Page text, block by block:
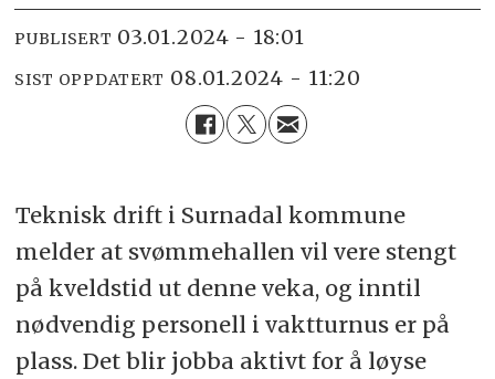
PUBLISERT 03.01.2024 - 18:01
SIST OPPDATERT 08.01.2024 - 11:20
Teknisk drift i Surnadal kommune
melder at svømmehallen vil vere stengt
på kveldstid ut denne veka, og inntil
nødvendig personell i vaktturnus er på
plass. Det blir jobba aktivt for å løyse